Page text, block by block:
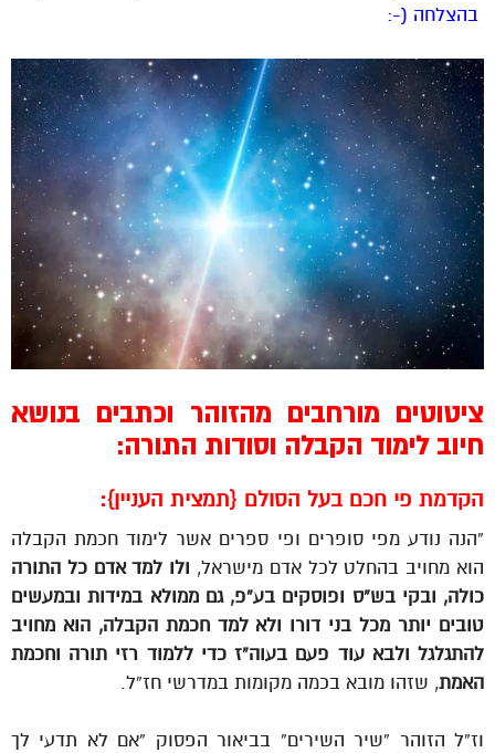
בהצלחה (-:
ציטוטים מורחבים מהזוהר וכתבים בנושא
חיוב לימוד הקבלה וסודות התורה:
הקדמת פי חכם בעל הסולם {תמצית העניין}:
“הנה נודע מפי סופרים ופי ספרים אשר לימוד חכמת הקבלה
הוא מחויב בהחלט לכל אדם מישראל, ולו למד אדם כל התורה
כולה, ובקי בש”ס ופוסקים בע”פ, גם ממולא במידות ובמעשים
טובים יותר מכל בני דורו ולא למד חכמת הקבלה, הוא מחויב
להתגלגל ולבא עוד פעם בעוה”ז כדי ללמוד רזי תורה וחכמת
האמת, שזהו מובא בכמה מקומות במדרשי חז”ל.
וז”ל הזוהר “שיר השירים” בביאור הפסוק “אם לא תדעי לך